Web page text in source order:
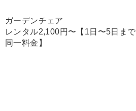
ガーデンチェア
レンタル2,100円〜【1日〜5日まで
同一料金】